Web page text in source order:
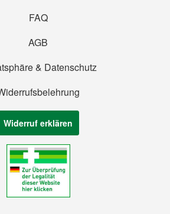
FAQ
AGB
& Datenschutz
Widerruf erklären